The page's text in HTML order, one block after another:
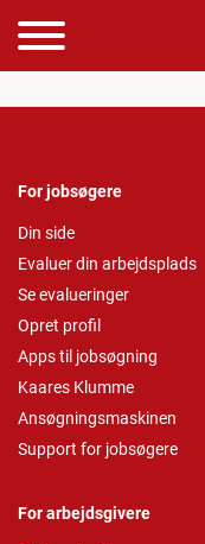
For jobsøgere
Din side
Evaluer din arbejdsplads
Se evalueringer
Opret profil
Apps til jobsøgning
Kaares Klumme
Ansøgningsmaskinen
Support for jobsøgere
For arbejdsgivere